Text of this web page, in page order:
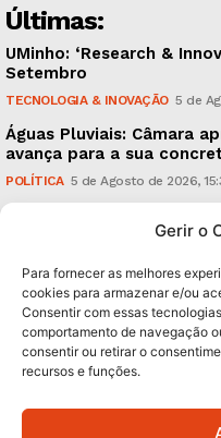
Gerir o
Para fornecer as melhores
cookies para armazenar e/ou
Consentir com essas
comportamento de navegação
consentir ou retirar o
recursos e funções.
Últimas:
UMinho: ‘Research &
Setembro
TECNOLOGIA & INOVAÇÃO 5 de
Águas Pluviais: Câmara
avança para a sua
POLÍTICA 5 de Agosto de 2026,
Subscreva